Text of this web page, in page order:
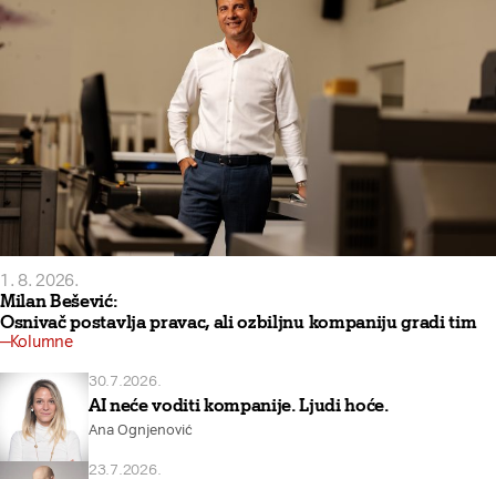
1. 8. 2026.
Milan Bešević:
Osnivač postavlja pravac, ali ozbiljnu kompaniju gradi tim
Kolumne
30.7.2026.
AI neće voditi kompanije. Ljudi hoće.
Ana Ognjenović
23.7.2026.